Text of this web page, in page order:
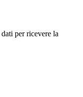
per ricevere la